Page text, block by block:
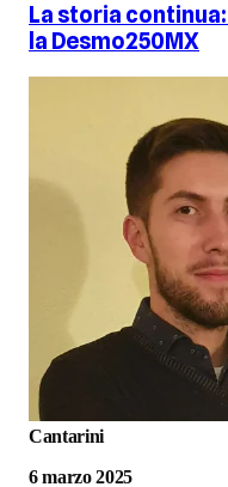
La storia
la Desmo250MX
Cantarini
6 marzo 2025